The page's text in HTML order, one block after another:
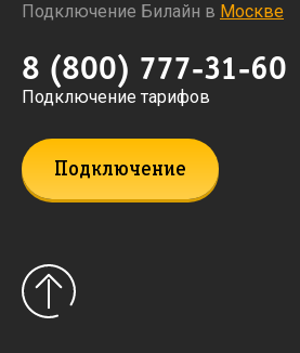
Подключение Билайн в Москве
8 (800) 777-31-60
Подключение тарифов
Подключение